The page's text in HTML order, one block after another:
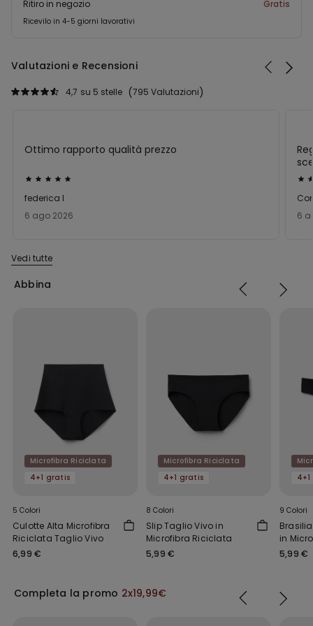
Ritiro in negozio Gratis
Ricevilo in 4-5 giorni lavorativi
Valutazioni e Recensioni
795 Valutazioni
4,7 su 5 stelle
Valutato
5
su
6 ago 2026
federica l
Ottimo rapporto qualità prezzo
5
su
6
Vedi tutte
Abbina
Microfibra Riciclata
4+1 gratis
5 Colori
Culotte Alta Microfibra
Riciclata Taglio Vivo
6,99 €
Microfibra Riciclata
4+1 gratis
8 Colori
Slip Taglio Vivo in
Microfibra Riciclata
5,99 €
9 Colori
in
5,99 €
Completa la promo 2x19,99€